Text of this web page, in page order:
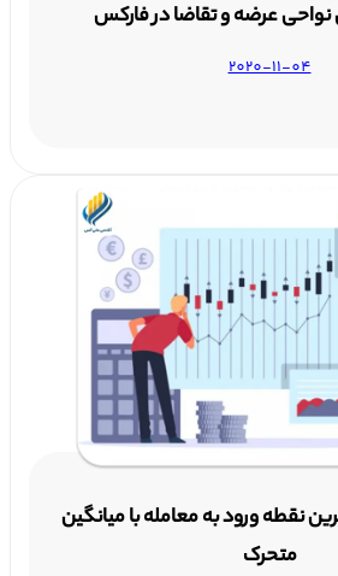
عرضه و تقاضا در فارکس
2020-11-04
نقطه ورود به معامله با میانگین
متحرک